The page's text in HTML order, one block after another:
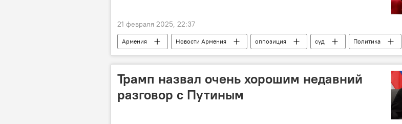
21 февраля 2025, 22:37
Армения Новости Армения оппозиция суд Политика
Трамп назвал очень хорошим недавний
разговор с Путиным